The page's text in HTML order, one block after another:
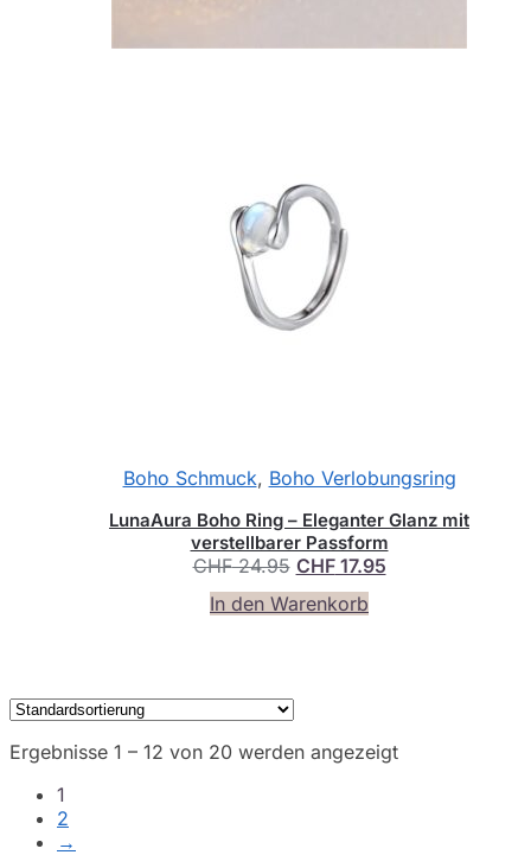
Boho Schmuck, Boho Verlobungsring
LunaAura Boho Ring – Eleganter Glanz mit
verstellbarer Passform
CHF24.95 Ursprünglicher
Preis
war:
CHF17.95Aktueller
In den Warenkorb
Ergebnisse 1 – 12 von 20 werden angezeigt
1
2
→